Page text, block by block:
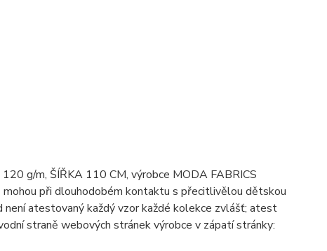
g/m, ŠÍŘKA 110 CM, výrobce MODA FABRICS
při dlouhodobém kontaktu s přecitlivělou dětskou
atestovaný každý vzor každé kolekce zvlášť; atest
straně webových stránek výrobce v zápatí stránky: